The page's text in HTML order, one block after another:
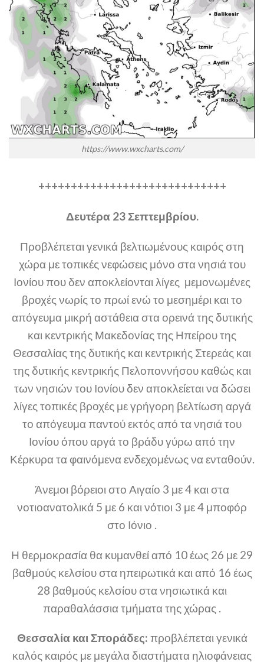
https://www.wxcharts.com/
+++++++++++++++++++++++++++++
Δευτέρα 23 Σεπτεμβρίου.
Προβλέπεται γενικά βελτιωμένους καιρός στη
χώρα με τοπικές νεφώσεις μόνο στα νησιά του
Ιονίου που δεν αποκλείονται λίγες μεμονωμένες
βροχές νωρίς το πρωί ενώ το μεσημέρι και το
απόγευμα μικρή αστάθεια στα ορεινά της δυτικής
και κεντρικής Μακεδονίας της Ηπείρου της
Θεσσαλίας της δυτικής και κεντρικής Στερεάς και
της δυτικής κεντρικής Πελοποννήσου καθώς και
των νησιών του Ιονίου δεν αποκλείεται να δώσει
λίγες τοπικές βροχές με γρήγορη βελτίωση αργά
το απόγευμα παντού εκτός από τα νησιά του
Ιονίου όπου αργά το βράδυ γύρω από την
Κέρκυρα τα φαινόμενα ενδεχομένως να ενταθούν.
Άνεμοι βόρειοι στο Αιγαίο 3 με 4 και στα
νοτιοανατολικά 5 με 6 και νότιοι 3 με 4 μποφόρ
στο Ιόνιο .
Η θερμοκρασία θα κυμανθεί από 10 έως 26 με 29
βαθμούς κελσίου στα ηπειρωτικά και από 16 έως
28 βαθμούς κελσίου στα νησιωτικά και
παραθαλάσσια τμήματα της χώρας .
Θεσσαλία και Σποράδες: προβλέπεται γενικά
καλός καιρός με μεγάλα διαστήματα ηλιοφάνειας